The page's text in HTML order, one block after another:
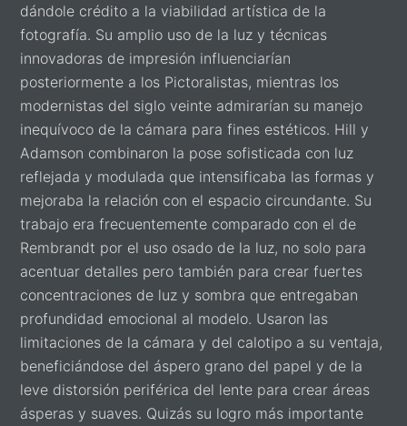
dándole crédito a la viabilidad artística de la
fotografía. Su amplio uso de la luz y técnicas
innovadoras de impresión influenciarían
posteriormente a los Pictoralistas, mientras los
modernistas del siglo veinte admirarían su manejo
inequívoco de la cámara para fines estéticos. Hill y
Adamson combinaron la pose sofisticada con luz
reflejada y modulada que intensificaba las formas y
mejoraba la relación con el espacio circundante. Su
trabajo era frecuentemente comparado con el de
Rembrandt por el uso osado de la luz, no solo para
acentuar detalles pero también para crear fuertes
concentraciones de luz y sombra que entregaban
profundidad emocional al modelo. Usaron las
limitaciones de la cámara y del calotipo a su ventaja,
beneficiándose del áspero grano del papel y de la
leve distorsión periférica del lente para crear áreas
ásperas y suaves. Quizás su logro más importante